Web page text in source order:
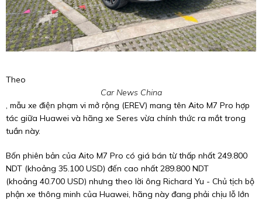
Theo
Car News China
, mẫu xe điện phạm vi mở rộng (EREV) mang tên Aito M7 Pro hợp
tác giữa Huawei và hãng xe Seres vừa chính thức ra mắt trong
tuần này.
Bốn phiên bản của Aito M7 Pro có giá bán từ thấp nhất 249.800
NDT (khoảng 35.100 USD) đến cao nhất 289.800 NDT
(khoảng 40.700 USD) nhưng theo lời ông Richard Yu - Chủ tịch bộ
phận xe thông minh của Huawei, hãng này đang phải chịu lỗ lớn